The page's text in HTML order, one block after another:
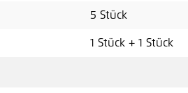
5 Stück
1 Stück + 1 Stück